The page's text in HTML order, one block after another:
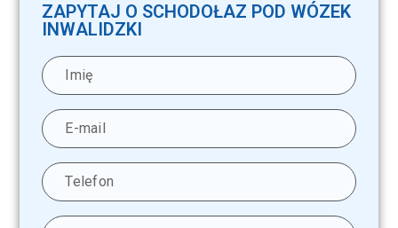
ZAPYTAJ O SCHODOŁAZ POD WÓZEK
INWALIDZKI